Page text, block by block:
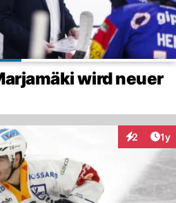
wird neuer
2 1y